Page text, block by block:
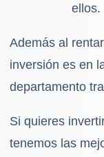
ellos.
Además al
inversión es en
departamento
Si quieres
tenemos las